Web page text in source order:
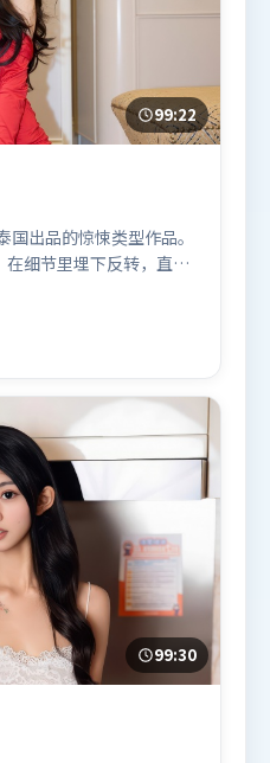
99:22
出品的惊悚类型作品。
细节里埋下反转，直至
面设计讲究空间与节
由毕赣执导，艾米莉·
腾、雷佳音等联袂出
观众观看。
99:30